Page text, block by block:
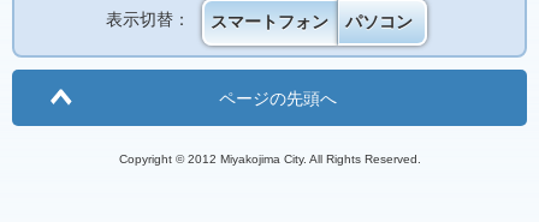
表示切替： スマートフォン パソコン
ページの先頭へ
Copyright © 2012 Miyakojima City. All Rights Reserved.